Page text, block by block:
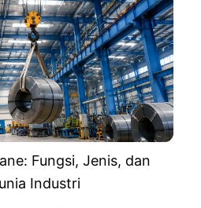
Fungsi, Jenis, dan
Industri